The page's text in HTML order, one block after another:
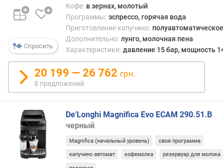
о
т
б
л
е
а
я
м
о
щ
н
о
Спросить
Кофе: в зернах, молотый
Программы: эспрессо, горячая вода
Приготовление капучино: полуавтоматическое
Дополнительно: лунго, молочная пена
Характеристики: давление 15 бар, мощность
20 199 — 26 762 грн.
8 предложений
De'Longhi Magnifica Evo ECAM 290.51.B
черный
Magnifica (начальный уровень) своя программа
капучино автомат кофемолка резервуар для молока